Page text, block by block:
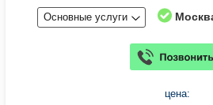
Основные услуги
цена: